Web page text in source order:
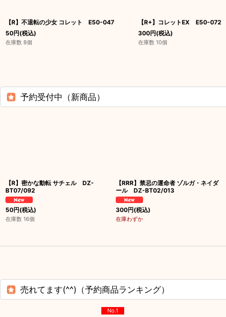
【R】不退転の少女 コレット E50-047
50円(税込)
在庫数 8個
【R+】コレットEX E50-072
300円(税込)
在庫数 10個
予約受付中（新商品）
【R】密かな動転 サチェル DZ-
BT07/092
50円(税込)
在庫数 16個
【RRR】禁忌の運命者 ゾルガ・ネイダ
ール DZ-BT02/013
300円(税込)
在庫わずか
売れてます(^^)（予約商品ランキング）
No.1